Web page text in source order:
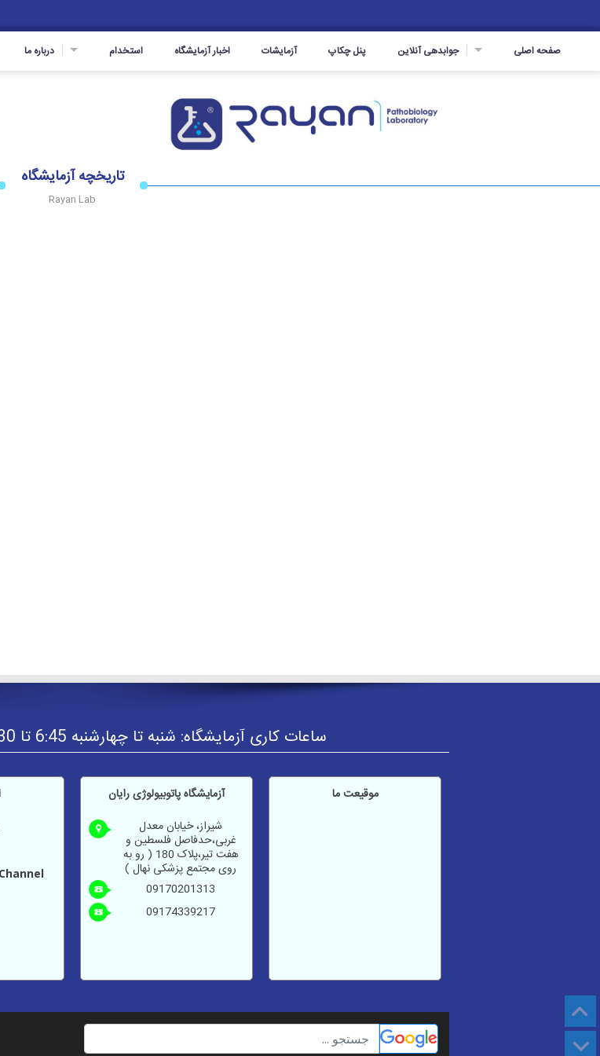
درباره ما استخدام اخبار آزمایشگاه آزمایشات پنل چکاپ جوابدهی آنلاین صفحه اصلی
تاریخچه آزمایشگاه
Rayan Lab
ساعات کاری آزمایشگاه: شنبه تا چهارشنبه 6:45 تا 21:30 پنج شنبه 6:45 تا 16:00
آزمايشگاه پاتوبیولوژی رایان
شیراز، خیابان معدل
غربی،حدفاصل فلسطین و
هفت تیر،پلاک 180 ( رو به
روی مجتمع پزشکی نهال )
09170201313
09174339217
موقیعت ما